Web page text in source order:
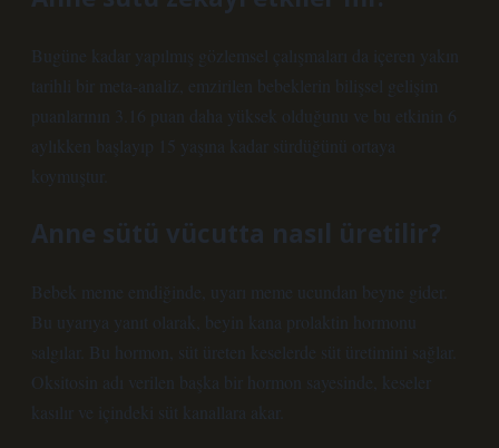
Bugüne kadar yapılmış gözlemsel çalışmaları da içeren yakın
tarihli bir meta-analiz, emzirilen bebeklerin bilişsel gelişim
puanlarının 3.16 puan daha yüksek olduğunu ve bu etkinin 6
aylıkken başlayıp 15 yaşına kadar sürdüğünü ortaya
koymuştur.
Anne sütü vücutta nasıl üretilir?
Bebek meme emdiğinde, uyarı meme ucundan beyne gider.
Bu uyarıya yanıt olarak, beyin kana prolaktin hormonu
salgılar. Bu hormon, süt üreten keselerde süt üretimini sağlar.
Oksitosin adı verilen başka bir hormon sayesinde, keseler
kasılır ve içindeki süt kanallara akar.